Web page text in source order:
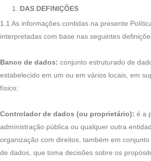
DAS DEFINIÇÕES
1.1 As informações contidas na presente
interpretadas com base nas seguintes
Banco de dados: conjunto estruturado de
estabelecido em um ou em vários locais, em
físico;
Controlador de dados (ou proprietário): é a
administração pública ou qualquer outra
organização com direitos, também em
de dados, que toma decisões sobre os